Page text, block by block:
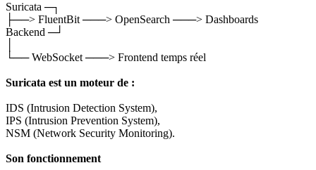
Suricata ─┐
├──> FluentBit ───> OpenSearch ───> Dashboards
Backend ─┘
└── WebSocket ───> Frontend temps réel
Suricata est un moteur de :
IDS (Intrusion Detection System),
IPS (Intrusion Prevention System),
NSM (Network Security Monitoring).
Son fonctionnement